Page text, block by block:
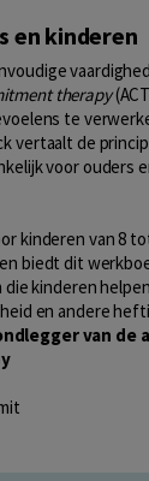
en kinderen
therapy
te
vertaalt de
voor ouders
kinderen van 8
biedt dit
kinderen
en andere
van de